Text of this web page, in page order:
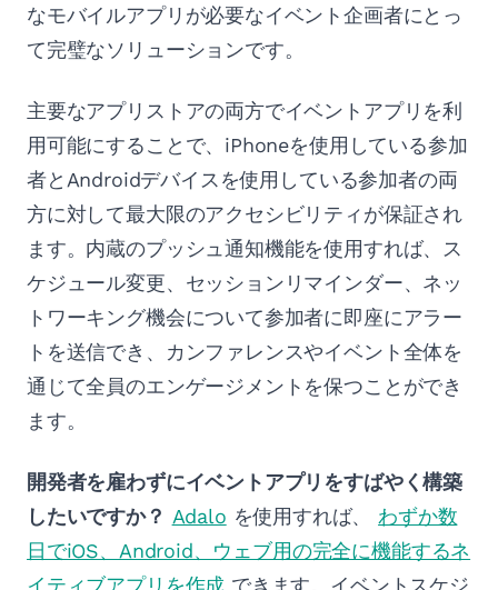
なモバイルアプリが必要なイベント企画者にとっ
て完璧なソリューションです。
主要なアプリストアの両方でイベントアプリを利
用可能にすることで、iPhoneを使用している参加
者とAndroidデバイスを使用している参加者の両
方に対して最大限のアクセシビリティが保証され
ます。内蔵のプッシュ通知機能を使用すれば、ス
ケジュール変更、セッションリマインダー、ネッ
トワーキング機会について参加者に即座にアラー
トを送信でき、カンファレンスやイベント全体を
通じて全員のエンゲージメントを保つことができ
ます。
開発者を雇わずにイベントアプリをすばやく構築
したいですか？ Adalo を使用すれば、 わずか数
日でiOS、Android、ウェブ用の完全に機能するネ
イティブアプリを作成 できます。イベントスケジ